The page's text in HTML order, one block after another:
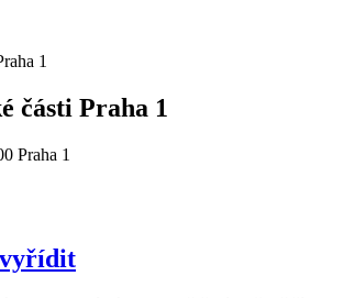
1
části Praha 1
Praha 1